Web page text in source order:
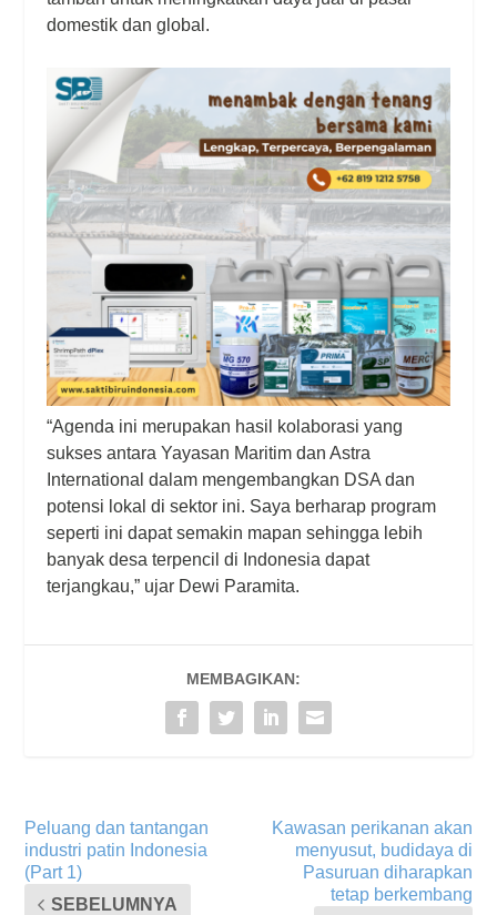
domestik dan global.
“Agenda ini merupakan hasil kolaborasi yang
sukses antara Yayasan Maritim dan Astra
International dalam mengembangkan DSA dan
potensi lokal di sektor ini. Saya berharap program
seperti ini dapat semakin mapan sehingga lebih
banyak desa terpencil di Indonesia dapat
terjangkau,” ujar Dewi Paramita.
MEMBAGIKAN:
Peluang dan tantangan
industri patin Indonesia
(Part 1)
SEBELUMNYA
Kawasan perikanan akan
menyusut, budidaya di
Pasuruan diharapkan
tetap berkembang